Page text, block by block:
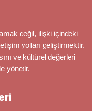
değil, ilişki içindeki
yolları geliştirmektir.
ve kültürel değerleri
yönetir.